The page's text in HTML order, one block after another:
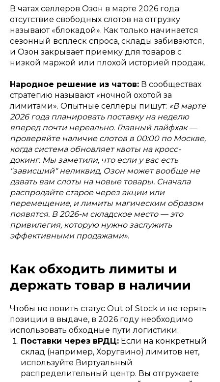
В чатах селлеров Озон в марте 2026 года
отсутствие свободных слотов на отгрузку
называют «блокадой». Как только начинается
сезонный всплеск спроса, склады забиваются,
и Озон закрывает приемку для товаров с
низкой маржой или плохой историей продаж.
Народное решение из чатов: В сообществах
стратегию называют «ночной охотой за
лимитами». Опытные селлеры пишут: «В марте
2026 года планировать поставку на неделю
вперед почти нереально. Главный лайфхак —
проверяйте наличие слотов в 00:00 по Москве,
когда система обновляет квоты на кросс-
докинг. Мы заметили, что если у вас есть
"зависший" неликвид, Озон может вообще не
давать вам слоты на новые товары. Сначала
распродайте старое через акции или
перемещение, и лимиты магическим образом
появятся. В 2026-м складское место — это
привилегия, которую нужно заслужить
эффективными продажами».
Как обходить лимиты и
держать товар в наличии
Чтобы не ловить статус Out of Stock и не терять
позиции в выдаче, в 2026 году необходимо
использовать обходные пути логистики:
Поставки через вРДЦ: Если на конкретный
склад (например, Хоругвино) лимитов нет,
используйте Виртуальный
распределительный центр. Вы отгружаете